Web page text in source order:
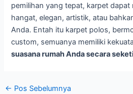
pemilihan yang tepat, karpet dapat
hangat, elegan, artistik, atau
Anda. Entah itu karpet polos,
custom, semuanya memiliki
suasana rumah Anda secara
← Pos Sebelumnya